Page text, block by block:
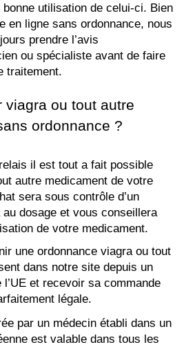
utilisation de celui-ci. Bien
en ligne sans ordonnance, nous
prendre l’avis
ou spécialiste avant de faire
traitement.
viagra ou tout autre
ordonnance ?
il est tout a fait possible
autre medicament de votre
sera sous contrôle d’un
dosage et vous conseillera
de votre medicament.
une ordonnance viagra ou tout
dans notre site depuis un
et recevoir sa commande
légale.
par un médecin établi dans un
est valable dans tous les